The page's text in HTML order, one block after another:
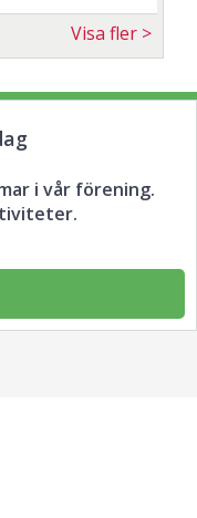
Visa fler
i vår förening.